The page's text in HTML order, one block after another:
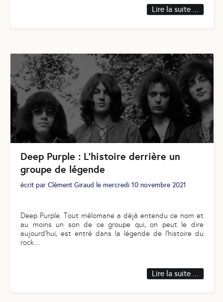
Lire la suite ...
Deep Purple : L’histoire derrière un
groupe de légende
écrit par Clément Giraud le mercredi 10 novembre 2021
Deep Purple. Tout mélomane a déjà entendu ce nom et
au moins un son de ce groupe qui, on peut le dire
aujourd’hui, est entré dans la légende de l’histoire du
rock.
Lire la suite ...